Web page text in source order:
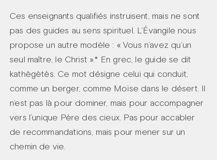
Ces enseignants qualifiés instruisent, mais ne sont
pas des guides au sens spirituel. L’Évangile nous
propose un autre modèle : « Vous n’avez qu’un
seul maître, le Christ ».* En grec, le guide se dit
kathègètès. Ce mot désigne celui qui conduit,
comme un berger, comme Moïse dans le désert. Il
n’est pas là pour dominer, mais pour accompagner
vers l’unique Père des cieux. Pas pour accabler
de recommandations, mais pour mener sur un
chemin de vie.